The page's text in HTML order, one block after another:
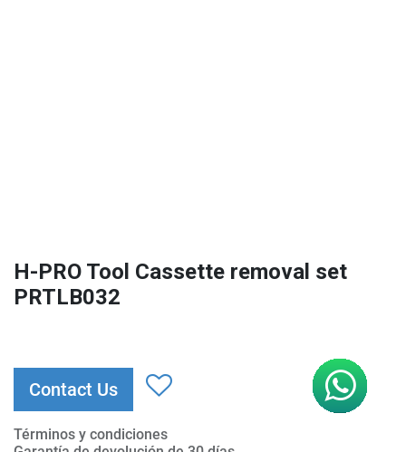
H-PRO Tool Cassette removal set
PRTLB032
Contact Us
Términos y condiciones